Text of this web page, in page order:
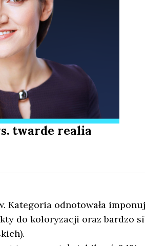
twarde realia
Kategoria odnotowała
do koloryzacji oraz bardzo